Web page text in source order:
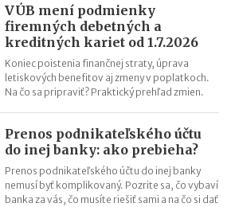
VÚB mení podmienky
firemných debetných a
kreditných kariet od 1.7.2026
Koniec poistenia finančnej straty, úprava
letiskových benefitov aj zmeny v poplatkoch.
Na čo sa pripraviť? Praktický prehľad zmien.
Prenos podnikateľského účtu
do inej banky: ako prebieha?
Prenos podnikateľského účtu do inej banky
nemusí byť komplikovaný. Pozrite sa, čo vybaví
banka za vás, čo musíte riešiť sami a na čo si dať